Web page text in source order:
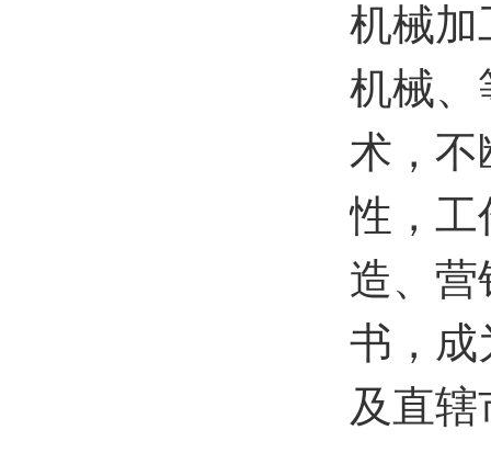
机械加
机械、
术，不
性，工
造、营
书，成
及直辖